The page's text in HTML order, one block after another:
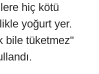
hiç kötü
yoğurt yer.
bile tüketmez"